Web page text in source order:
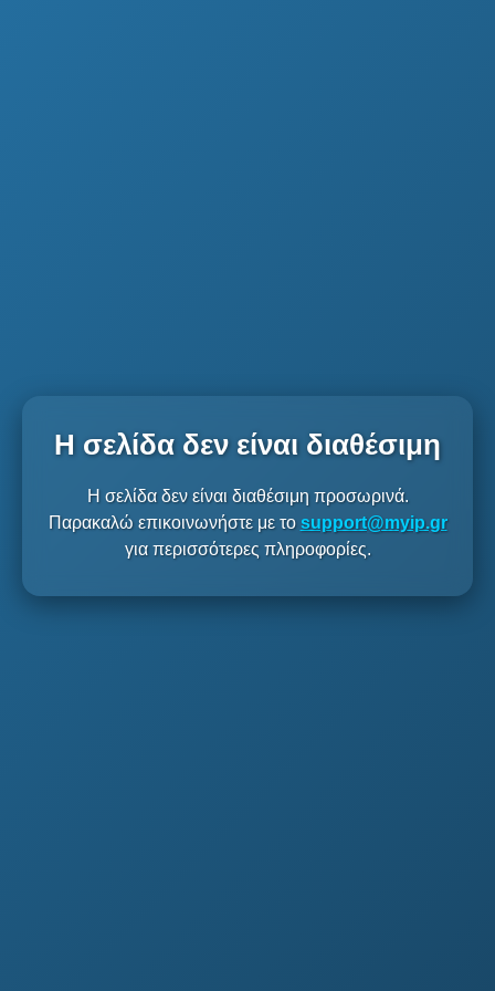
Η σελίδα δεν είναι διαθέσιμη
Η σελίδα δεν είναι διαθέσιμη προσωρινά.
Παρακαλώ επικοινωνήστε με το support@myip.gr
για περισσότερες πληροφορίες.